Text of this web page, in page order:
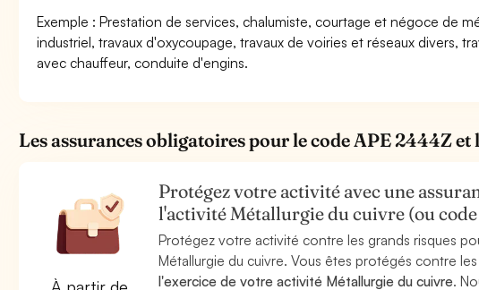
Exemple : Prestation de services, chalumiste, courtage et négoce de
industriel, travaux d'oxycoupage, travaux de voiries et réseaux divers,
avec chauffeur, conduite d'engins.
Les assurances obligatoires pour le code APE 2444Z
Protégez votre activité avec une
l'activité Métallurgie du cuivre (ou
Protégez votre activité contre les grands risques
Métallurgie du cuivre. Vous êtes protégés contre les
l'exercice de votre activité Métallurgie du cuivre.